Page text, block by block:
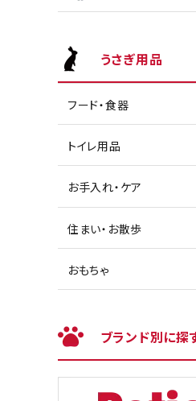
うさぎ用品
フード・食器
トイレ用品
お手入れ・ケア
住まい・お散歩
おもちゃ
ブランド別に探